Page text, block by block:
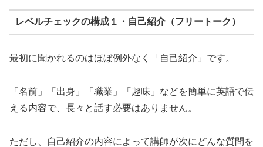
レベルチェックの構成１・自己紹介（フリートーク）
最初に聞かれるのはほぼ例外なく「自己紹介」です。
「名前」「出身」「職業」「趣味」などを簡単に英語で伝
える内容で、長々と話す必要はありません。
ただし、自己紹介の内容によって講師が次にどんな質問を